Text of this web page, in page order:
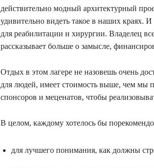
действительно модный архитектурный
удивительно видеть такое в наших краях.
для реабилитации и хирургии. Владелец
рассказывает больше о замысле,
Отдых в этом лагере не назовешь очень
для людей, имеет стоимость выше, чем мы
спонсоров и меценатов, чтобы
В целом, каждому хотелось бы
для лучшего понимания, как должны